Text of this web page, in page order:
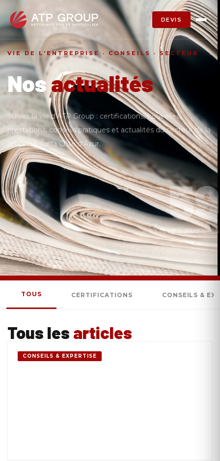
DEVIS
VIE DE L'ENTREPRISE · CONSEILS · SECTEUR
Nosactualités
Suivez la vie d’ATP Group : certifications, nouvelles
prestations, conseils pratiques et actualités du secteur de la
propreté sur la Côte d’Azur.
ACCUEIL»ARCHIVES POUR OCTOBRE 2020
59
ARTICLES PUBLIÉS
CERTIFICATIONS CONSEILS &
TOUS
Tous les articles
CONSEILS & EXPERTISE